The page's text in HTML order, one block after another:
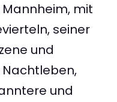
mit
seiner
und
und